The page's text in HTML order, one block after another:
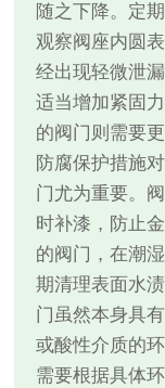
随之下降。定
观察阀座内圆
经出现轻微泄
适当增加紧固
的阀门则需要
防腐保护措施
门尤为重要。
时补漆，防止
的阀门，在潮
期清理表面水
门虽然本身具
或酸性介质的
需要根据具体